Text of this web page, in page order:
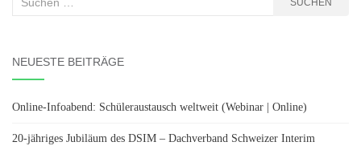
SUCHEN
NEUESTE BEITRÄGE
Online-Infoabend: Schüleraustausch weltweit (Webinar | Online)
20-jähriges Jubiläum des DSIM – Dachverband Schweizer Interim